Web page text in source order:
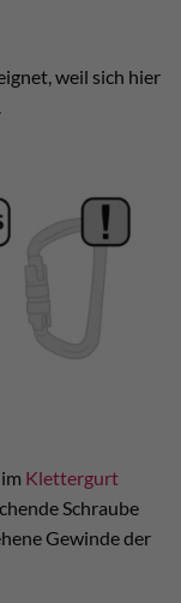
weil sich hier
Klettergurt
Schraube
Gewinde der